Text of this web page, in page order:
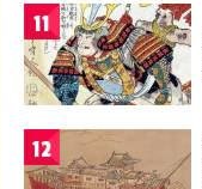
11
12